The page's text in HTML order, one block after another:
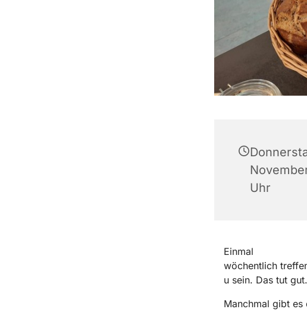
Uhr
Einmal
wöchentlich
u sein. Das tut gut.
Manchmal gibt es